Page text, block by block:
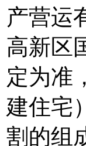
产营运
高新区
定为准
建住宅
割的组